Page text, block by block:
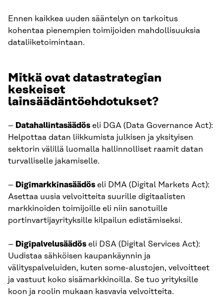
Ennen kaikkea uuden sääntelyn on tarkoitus
kohentaa pienempien toimijoiden mahdollisuuksia
dataliiketoimintaan.
Mitkä ovat datastrategian
keskeiset
lainsäädäntöehdotukset?
– Datahallintasäädös eli DGA (Data Governance Act):
Helpottaa datan liikkumista julkisen ja yksityisen
sektorin välillä luomalla hallinnolliset raamit datan
turvalliselle jakamiselle.
– Digimarkkinasäädös eli DMA (Digital Markets Act):
Asettaa uusia velvoitteita suurille digitaalisten
markkinoiden toimijoille eli niin sanotuille
portinvartijayrityksille kilpailun edistämiseksi.
– Digipalvelusäädös eli DSA (Digital Services Act):
Uudistaa sähköisen kaupankäynnin ja
välityspalveluiden, kuten some-alustojen, velvoitteet
ja vastuut koko sisämarkkinoilla. Se tuo yrityksille
koon ja roolin mukaan kasvavia velvoitteita.